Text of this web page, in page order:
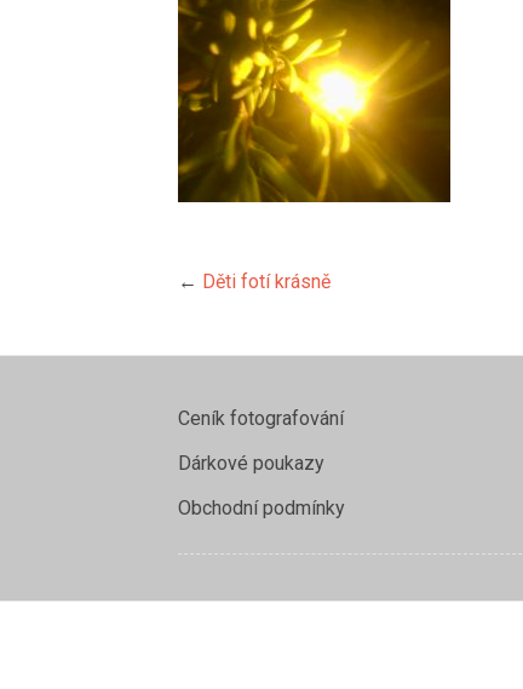
← Děti fotí krásně
Ceník fotografování
Dárkové poukazy
Obchodní podmínky